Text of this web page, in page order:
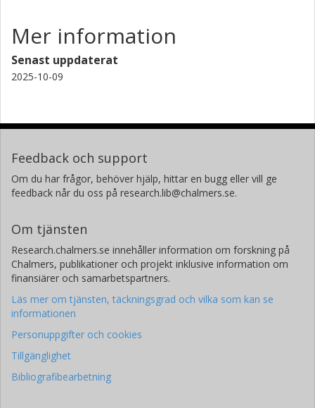
Mer information
Senast uppdaterat
2025-10-09
Feedback och support
Om du har frågor, behöver hjälp, hittar en bugg eller vill ge
feedback når du oss på research.lib@chalmers.se.
Om tjänsten
Research.chalmers.se innehåller information om forskning på
Chalmers, publikationer och projekt inklusive information om
finansiärer och samarbetspartners.
Läs mer om tjänsten, täckningsgrad och vilka som kan se
informationen
Personuppgifter och cookies
Tillgänglighet
Bibliografibearbetning